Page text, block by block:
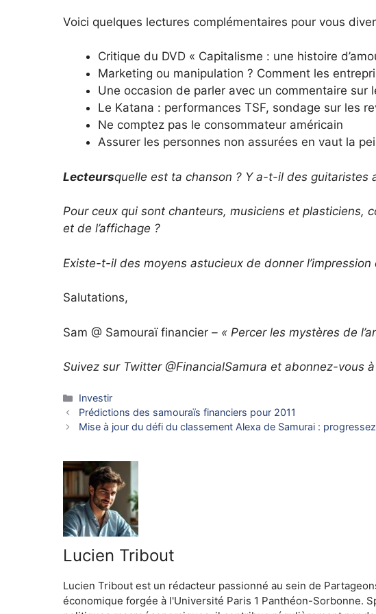
Voici quelques lectures complémentaires pour vous
Critique du DVD « Capitalisme : une histoire
Marketing ou manipulation ? Comment les
Une occasion de parler avec un commentaire sur
Le Katana : performances TSF, sondage sur les
Ne comptez pas le consommateur américain
Assurer les personnes non assurées en vaut la
Lecteursquelle est ta chanson ? Y a-t-il des guitaristes
Pour ceux qui sont chanteurs, musiciens et plasticiens,
et de l’affichage ?
Existe-t-il des moyens astucieux de donner
Salutations,
Sam @ Samouraï financier – « Percer les mystères de
Suivez sur Twitter @FinancialSamura et abonnez-vous
Catégories
Investir
Prédictions des samouraïs financiers pour 2011
Mise à jour du défi du classement Alexa de Samurai :
Lucien Tribout
Lucien Tribout est un rédacteur passionné au sein de
économique forgée à l'Université Paris 1 Panthéon-Sorbonne.